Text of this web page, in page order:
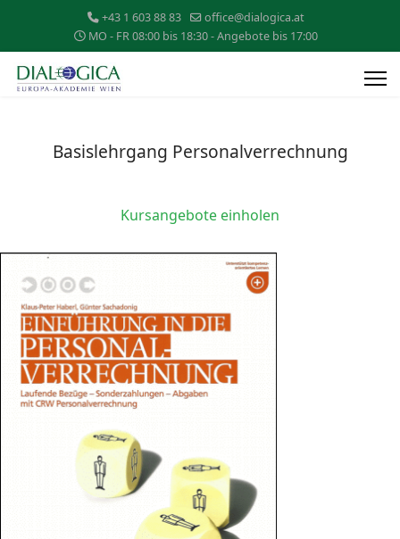
+43 1 603 88 83
office@dialogica.at
MO - FR 08:00 bis 18:30 - Angebote bis 17:00
Basislehrgang Personalverrechnung
Kursangebote einholen